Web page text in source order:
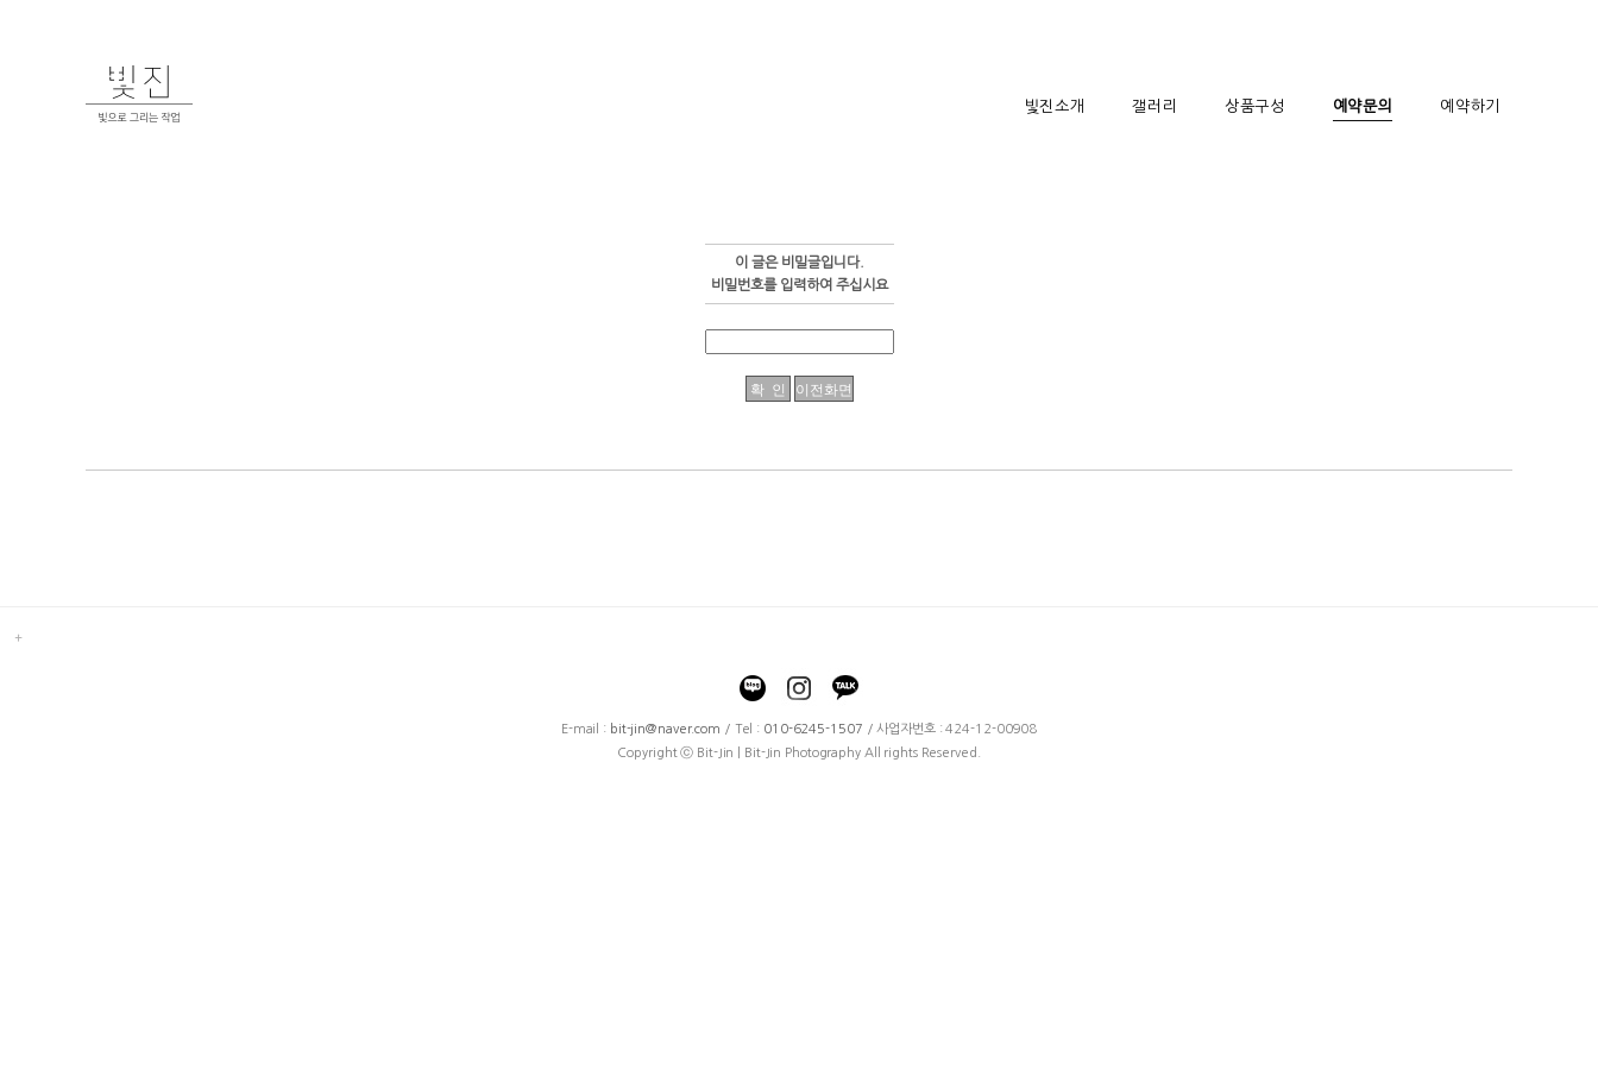
빛진소개 갤러리 상품구성 예약문의 예약하기
이 글은 비밀글입니다.
비밀번호를 입력하여 주십시요
E-mail : bit-jin@naver.com / Tel : 010-6245-1507 / 사업자번호 : 424-12-00908
Copyright ⓒ Bit-Jin | Bit-Jin Photography All rights Reserved.